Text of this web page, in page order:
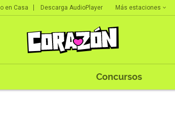
en Casa Descarga AudioPlayer Más estaciones
Concursos